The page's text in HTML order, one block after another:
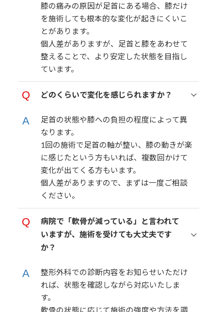
膝の痛みの原因が足首にある場合、膝だけ
を施術しても根本的な変化が起きにくいこ
とがあります。
個人差がありますが、足首と膝をあわせて
整えることで、より安定した状態を目指し
ています。
どのくらいで変化を感じられますか？
足首の状態や膝への負担の程度によって異
なります。
1回の施術で足首の軸が整い、膝の動きが楽
に感じたという方もいれば、複数回かけて
変化が出てくる方もいます。
個人差がありますので、まずは一度ご相談
ください。
病院で「軟骨が減っている」と言われて
いますが、施術を受けても大丈夫です
か？
整形外科での診断内容をお知らせいただけ
れば、状態を確認しながら対応いたしま
す。
軟骨の状態に応じて施術の強度や方法を調